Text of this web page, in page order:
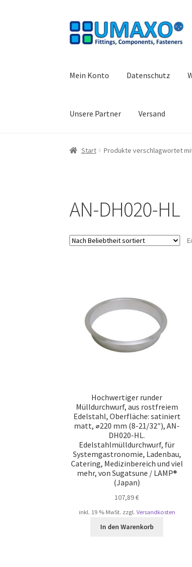
Zur
Navigation
Zum
Inhalt
Mein Konto Datenschutz
Unsere Partner Versand
Start AGB Datenschutz Impressum
Start Produkte verschlagwortet mit
AN-DH020-HL
Hochwertiger runder
Mülldurchwurf, aus rostfreiem
Edelstahl, Oberfläche: satiniert
matt, ⌀220 mm (8-21/32″), AN-
DH020-HL.
Edelstahlmülldurchwurf, für
Systemgastronomie, Ladenbau,
Catering, Medizinbereich und viel
mehr, von Sugatsune / LAMP®
(Japan)
107,89€
inkl. 19 % MwSt. zzgl. Versandkosten
In den Warenkorb